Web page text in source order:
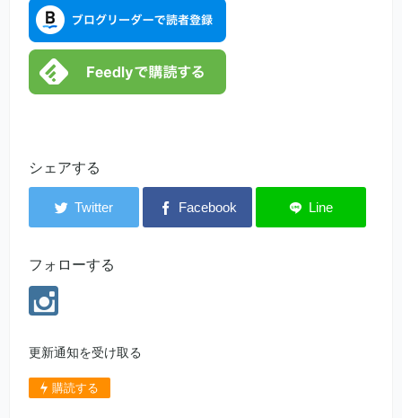
シェアする
フォローする
更新通知を受け取る
購読する